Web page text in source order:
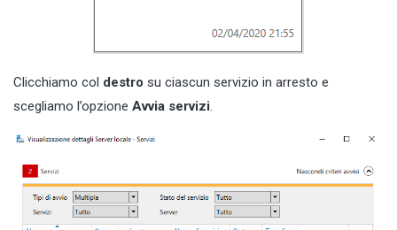
Clicchiamo col destro su ciascun servizio in arresto e
scegliamo l’opzione Avvia servizi.